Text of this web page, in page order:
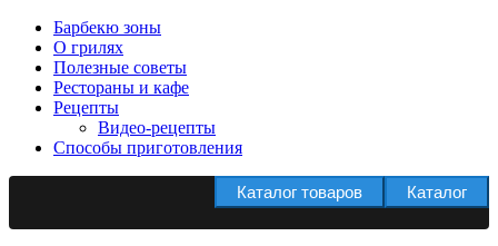
Барбекю зоны
О грилях
Полезные советы
Рестораны и кафе
Рецепты
Видео-рецепты
Способы приготовления
Каталог
Каталог товаров